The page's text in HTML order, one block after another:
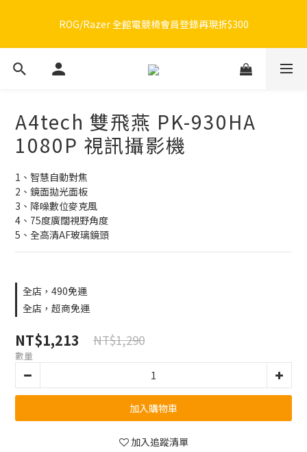
300
🔥品牌限定滿額折🔥ROG周邊滿1500折100 / 2500折200 / 3000折
A4tech 雙飛燕 PK-930HA
1080P 視訊攝影機
1、智慧自動對焦
2、鏡面拋光面板
3、降噪數位麥克風
4、75度廣闊視野角度
5、全高清AF玻璃鏡頭
全店，490免運
全店，超商免運
NT$1,213 NT$1,290
數量
加入購物車
加入追蹤清單